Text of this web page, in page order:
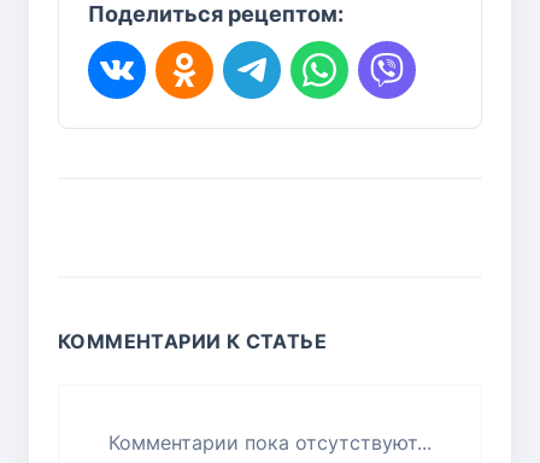
Поделиться рецептом:
КОММЕНТАРИИ К СТАТЬЕ
Комментарии пока отсутствуют...